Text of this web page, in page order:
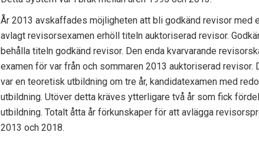
År 2013 avskaffades möjligheten att bli godkänd revisor med
avlagt revisorsexamen erhöll titeln auktoriserad revisor.
behålla titeln godkänd revisor. Den enda kvarvarande
examen för var från och sommaren 2013 auktoriserad
var en teoretisk utbildning om tre år, kandidatexamen med
utbildning. Utöver detta kräves ytterligare två år som fick
utbildning. Totalt åtta år förkunskaper för att avlägga
2013 och 2018.